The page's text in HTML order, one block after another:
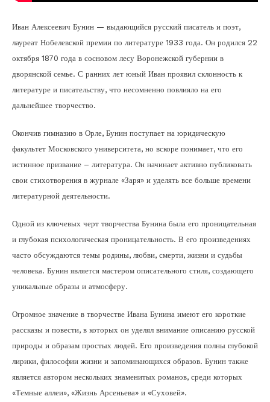
Иван Алексеевич Бунин — выдающийся русский писатель и поэт,
лауреат Нобелевской премии по литературе 1933 года. Он родился 22
октября 1870 года в сосновом лесу Воронежской губернии в
дворянской семье. С ранних лет юный Иван проявил склонность к
литературе и писательству, что несомненно повлияло на его
дальнейшее творчество.
Окончив гимназию в Орле, Бунин поступает на юридическую
факультет Московского университета, но вскоре понимает, что его
истинное призвание – литература. Он начинает активно публиковать
свои стихотворения в журнале «Заря» и уделять все больше времени
литературной деятельности.
Одной из ключевых черт творчества Бунина была его проницательная
и глубокая психологическая проницательность. В его произведениях
часто обсуждаются темы родины, любви, смерти, жизни и судьбы
человека. Бунин является мастером описательного стиля, создающего
уникальные образы и атмосферу.
Огромное значение в творчестве Ивана Бунина имеют его короткие
рассказы и повести, в которых он уделял внимание описанию русской
природы и образам простых людей. Его произведения полны глубокой
лирики, философии жизни и запоминающихся образов. Бунин также
является автором нескольких знаменитых романов, среди которых
«Темные аллеи», «Жизнь Арсеньева» и «Суховей».